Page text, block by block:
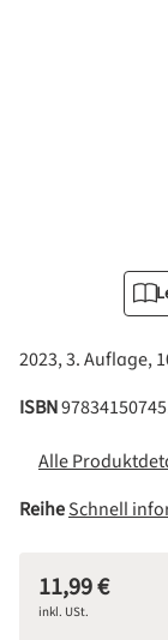
2023, 3. Auflage,
ISBN
Alle
ReiheSchnell
Regulärer Preis:
11,99 €
inkl. USt.